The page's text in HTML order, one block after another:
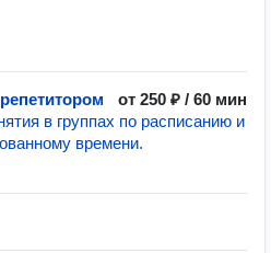
от 250 ₽ / 60 мин
в группах по расписанию и
времени.